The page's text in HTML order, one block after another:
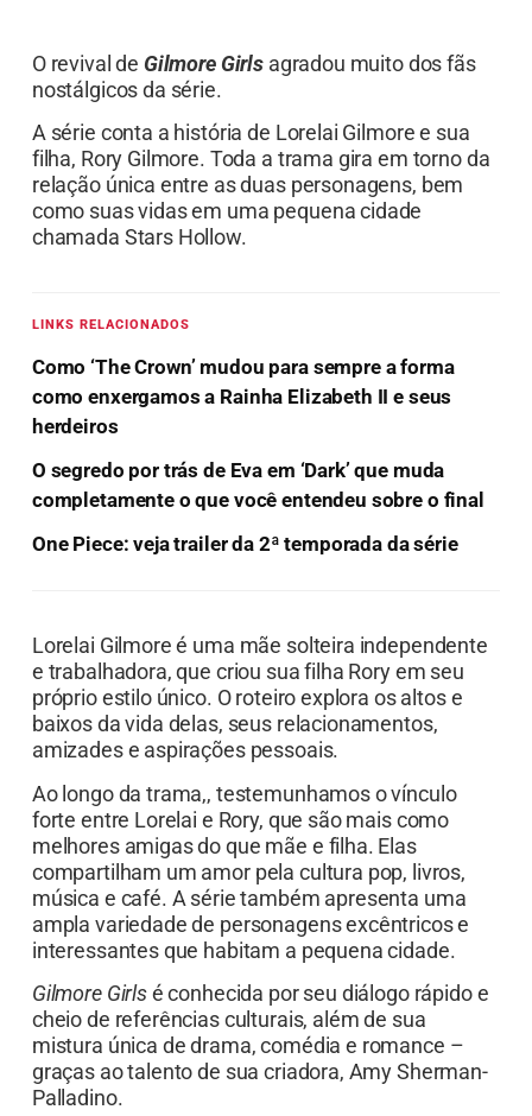
O revival de Gilmore Girls agradou muito dos fãs
nostálgicos da série.
A série conta a história de Lorelai Gilmore e sua
filha, Rory Gilmore. Toda a trama gira em torno da
relação única entre as duas personagens, bem
como suas vidas em uma pequena cidade
chamada Stars Hollow.
LINKS RELACIONADOS
Como ‘The Crown’ mudou para sempre a forma
como enxergamos a Rainha Elizabeth II e seus
herdeiros
O segredo por trás de Eva em ‘Dark’ que muda
completamente o que você entendeu sobre o final
One Piece: veja trailer da 2ª temporada da série
Lorelai Gilmore é uma mãe solteira independente
e trabalhadora, que criou sua filha Rory em seu
próprio estilo único. O roteiro explora os altos e
baixos da vida delas, seus relacionamentos,
amizades e aspirações pessoais.
Ao longo da trama,, testemunhamos o vínculo
forte entre Lorelai e Rory, que são mais como
melhores amigas do que mãe e filha. Elas
compartilham um amor pela cultura pop, livros,
música e café. A série também apresenta uma
ampla variedade de personagens excêntricos e
interessantes que habitam a pequena cidade.
Gilmore Girlsé conhecida por seu diálogo rápido e
cheio de referências culturais, além de sua
mistura única de drama, comédia e romance –
graças ao talento de sua criadora, Amy Sherman-
Palladino.